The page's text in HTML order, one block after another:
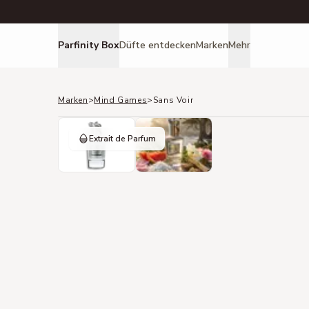
Parfinity BoxDüfte entdeckenMarkenMehr
Marken>Mind Games>Sans Voir
Extrait de Parfum